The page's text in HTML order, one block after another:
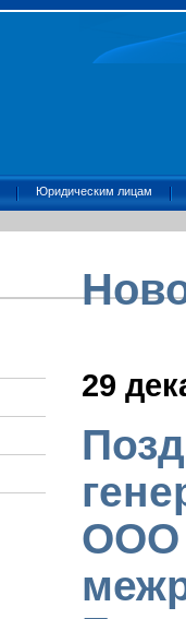
Юридическим лицам
29
ООО